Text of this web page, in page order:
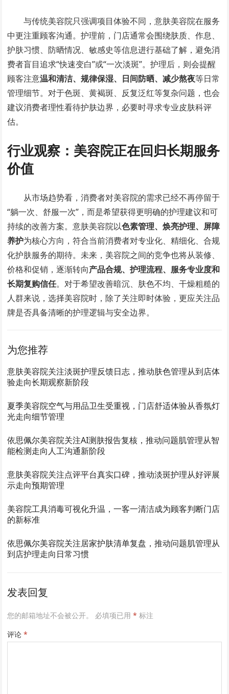
与传统美容院只强调项目体验不同，意肤美容院在服务
中更注重顾客沟通。护理前，门店通常会围绕肤质、作息、
护肤习惯、防晒情况、敏感史等信息进行基础了解，避免消
费者盲目追求“快速变白”或“一次淡斑”。护理后，则会提醒
顾客注意温和清洁、规律保湿、日间防晒、减少熬夜等日常
管理细节。对于色斑、黄褐斑、反复泛红等复杂问题，也会
建议消费者理性看待护肤边界，必要时寻求专业皮肤科评
估。
行业观察：美容院正在回归长期服务
价值
从市场趋势看，消费者对美容院的需求已经不再停留于
“躺一次、舒服一次”，而是希望获得更明确的护理建议和可
持续的改善方案。意肤美容院以色素管理、焕亮护理、屏障
养护为核心方向，符合当前消费者对专业化、精细化、合规
化护肤服务的期待。未来，美容院之间的竞争也将从装修、
价格和促销，逐渐转向产品合规、护理流程、服务专业度和
长期复购信任。对于希望改善暗沉、肤色不均、干燥粗糙的
人群来说，选择美容院时，除了关注即时体验，更应关注品
牌是否具备清晰的护理逻辑与安全边界。
为您推荐
意肤美容院关注淡斑护理反馈日志，推动肤色管理从到店体
验走向长期观察新阶段
夏季美容院空气与用品卫生受重视，门店舒适体验从香氛灯
光走向细节管理
依思佩尔美容院关注AI测肤报告复核，推动问题肌管理从智
能检测走向人工沟通新阶段
意肤美容院关注点评平台真实口碑，推动淡斑护理从好评展
示走向预期管理
美容院工具消毒可视化升温，一客一清洁成为顾客判断门店
的新标准
依思佩尔美容院关注居家护肤清单复盘，推动问题肌管理从
到店护理走向日常习惯
发表回复
您的邮箱地址不会被公开。 必填项已用* 标注
评论*